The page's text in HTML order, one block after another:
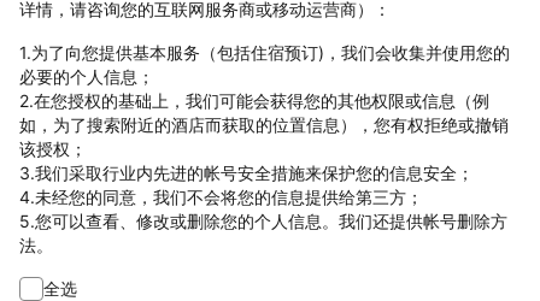
详情，请咨询您的互联网服务商或移动运营商）：
1.为了向您提供基本服务（包括住宿预订)，我们会收集并使用您的
必要的个人信息；
2.在您授权的基础上，我们可能会获得您的其他权限或信息（例
如，为了搜索附近的酒店而获取的位置信息），您有权拒绝或撤销
该授权；
3.我们采取行业内先进的帐号安全措施来保护您的信息安全；
4.未经您的同意，我们不会将您的信息提供给第三方；
5.您可以查看、修改或删除您的个人信息。我们还提供帐号删除方
法。
全选